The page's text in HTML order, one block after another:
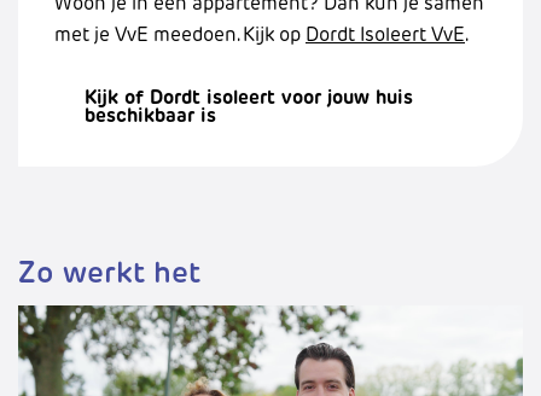
met je VvE meedoen. Kijk op Dordt Isoleert VvE.
Kijk of Dordt isoleert voor jouw huis
beschikbaar is
Zo werkt het